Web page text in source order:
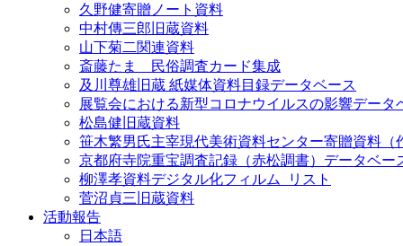
久野健寄贈ノート資料
中村傳三郎旧蔵資料
山下菊二関連資料
斎藤たま 民俗調査カード集成
及川尊雄旧蔵 紙媒体資料目録データベース
展覧会における新型コロナウイルスの影響データ
松島健旧蔵資料
笹木繁男氏主宰現代美術資料センター寄贈資料（
京都府寺院重宝調査記録（赤松調書）データベー
柳澤孝資料デジタル化フィルム_リスト
菅沼貞三旧蔵資料
活動報告
日本語